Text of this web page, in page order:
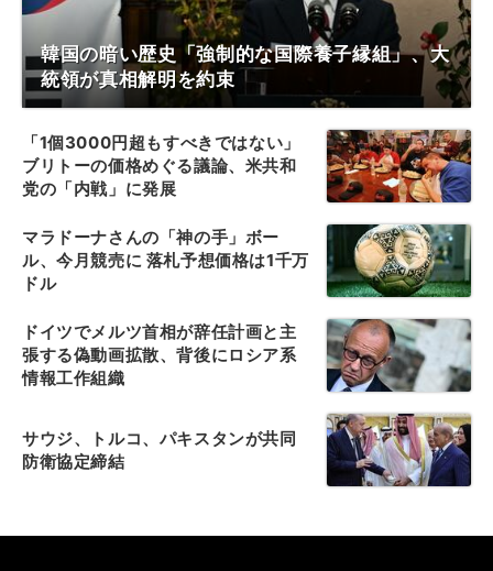
韓国の暗い歴史「強制的な国際養子縁組」、大
統領が真相解明を約束
「1個3000円超もすべきではない」
ブリトーの価格めぐる議論、米共和
党の「内戦」に発展
マラドーナさんの「神の手」ボー
ル、今月競売に 落札予想価格は1千万
ドル
ドイツでメルツ首相が辞任計画と主
張する偽動画拡散、背後にロシア系
情報工作組織
サウジ、トルコ、パキスタンが共同
防衛協定締結